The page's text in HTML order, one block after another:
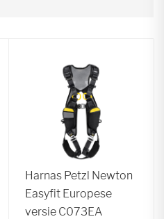
Harnas Petzl Newton
Easyfit Europese
versie C073EA